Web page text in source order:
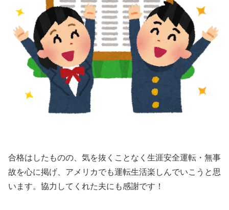
合格はしたものの、気を抜くことなく生涯安全運転・無事
故を心に掲げ、アメリカでも運転生活楽しんでいこうと思
います。協力してくれた夫にも感謝です！